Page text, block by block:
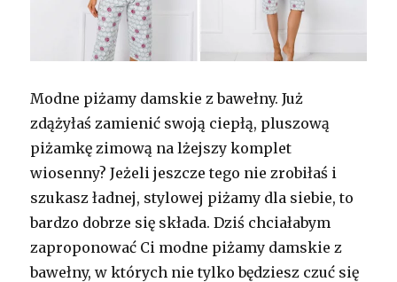
Modne piżamy damskie z bawełny. Już
zdążyłaś zamienić swoją ciepłą, pluszową
piżamkę zimową na lżejszy komplet
wiosenny? Jeżeli jeszcze tego nie zrobiłaś i
szukasz ładnej, stylowej piżamy dla siebie, to
bardzo dobrze się składa. Dziś chciałabym
zaproponować Ci modne piżamy damskie z
bawełny, w których nie tylko będziesz czuć się